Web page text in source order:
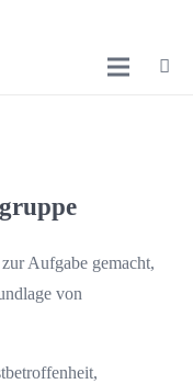
Aufgabe gemacht,
von